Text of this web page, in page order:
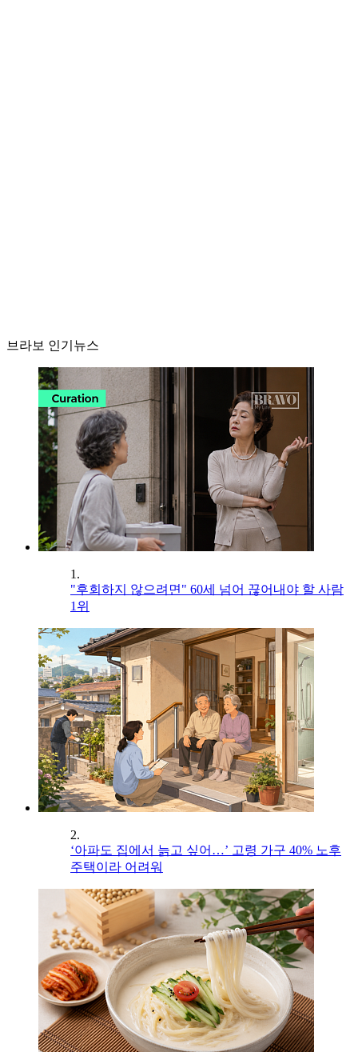
브라보 인기뉴스
1.
"후회하지 않으려면" 60세 넘어 끊어내야 할 사람
1위
2.
‘아파도 집에서 늙고 싶어…’ 고령 가구 40% 노후
주택이라 어려워